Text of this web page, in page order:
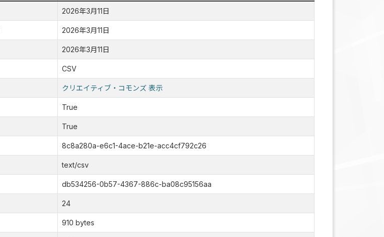
2026年3月11日
2026年3月11日
2026年3月11日
CSV
クリエイティブ・コモンズ 表示
True
True
8c8a280a-e6c1-4ace-b21e-acc4cf792c26
text/csv
db534256-0b57-4367-886c-ba08c95156aa
24
910 bytes